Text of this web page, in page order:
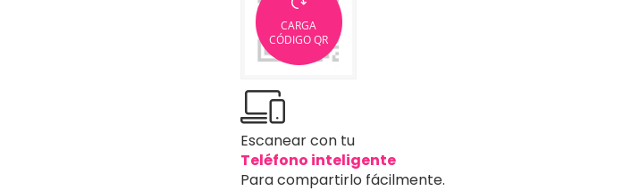
CARGA
CÓDIGO QR
Escanear con tu
Teléfono inteligente
Para compartirlo fácilmente.